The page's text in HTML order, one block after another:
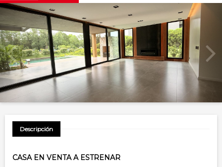
Descripción
CASA EN VENTA A ESTRENAR